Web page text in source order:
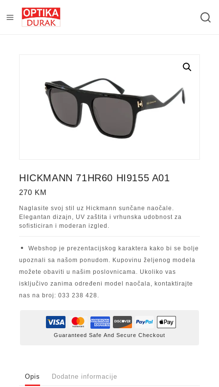
HICKMANN 71HR60 HI9155 A01
270 KM
Naglasite svoj stil uz Hickmann sunčane naočale.
Elegantan dizajn, UV zaštita i vrhunska udobnost za
sofisticiran i moderan izgled.
Webshop je prezentacijskog karaktera kako bi se bolje
upoznali sa našom ponudom. Kupovinu željenog modela
možete obaviti u našim poslovnicama. Ukoliko vas
isključivo zanima određeni model naočala, kontaktirajte
nas na broj: 033 238 428.
Guaranteed Safe And Secure Checkout
Opis Dodatne informacije